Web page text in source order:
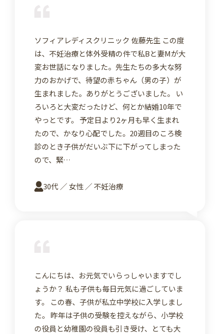
ソフィアレディスクリニック 佐藤先生 この度
は、不妊治療と体外受精の件で私Bと妻Mが大
変お世話になりました。先生たちの多大な努
力のおかげで、待望の赤ちゃん（男の子）が
生まれました。ありがとうございました。 い
ろいろと大変だったけど、何とか結婚10年で
やっとです。 予定日より2ヶ月も早く生まれ
たので、かなり心配でした。20週目のころ検
診のとき子供がだいぶ下に下がってしまった
ので、緊…
30代 ／ 女性 ／ 不妊治療
こんにちは、お元気でいらっしゃいますでし
ょうか？ 私も子供も毎日元気に過ごしていま
す。 この春、子供が私立中学校に入学しまし
た。 昨年は子供の受験を控えながら、小学校
の役員と幼稚園の役員も引き受け、とても大